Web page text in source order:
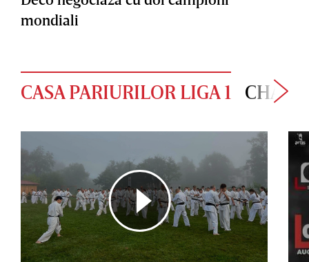
mondiali
CASA PARIURILOR LIGA 1